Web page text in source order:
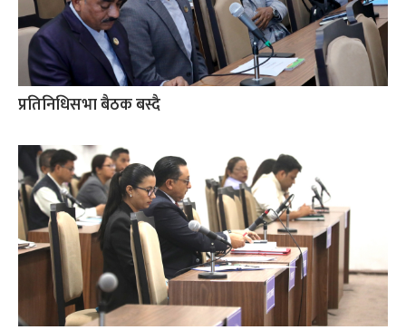
प्रतिनिधिसभा बैठक बस्दै